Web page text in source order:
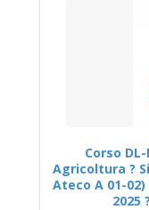
Corso
Agricoltura ?
Ateco A 01-
2025